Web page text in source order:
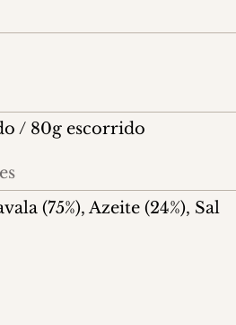
/ 80g escorrido
(75%), Azeite (24%), Sal